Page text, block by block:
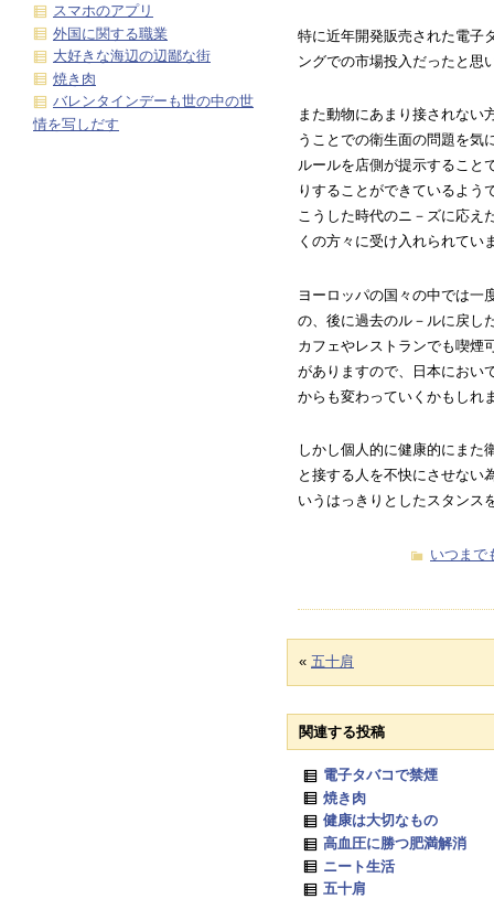
特に近年開発販売された電子
ングでの市場投入だったと思
また動物にあまり接されない
うことでの衛生面の問題を気
ルールを店側が提示すること
りすることができているよう
こうした時代のニ－ズに応え
くの方々に受け入れられてい
ヨーロッパの国々の中では一
の、後に過去のル－ルに戻し
カフェやレストランでも喫煙
がありますので、日本におい
からも変わっていくかもしれ
しかし個人的に健康的にまた
と接する人を不快にさせない
いうはっきりとしたスタンス
いつまで
« 五十肩
関連する投稿
電子タバコで禁煙
焼き肉
健康は大切なもの
高血圧に勝つ肥満解消
ニート生活
五十肩
スマホのアプリ
外国に関する職業
大好きな海辺の辺鄙な街
焼き肉
バレンタインデーも世の中の世
情を写しだす